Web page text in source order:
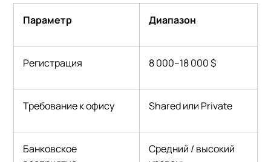
Параметр Диапазон
Регистрация 8 000–18 000 $
Требование к офису Shared или Private
Банковское
Средний / высокий